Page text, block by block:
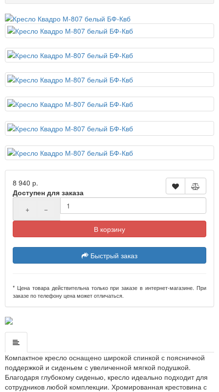
8 940 р.
Доступен для заказа
+
−
В корзину
Быстрый заказ
* Цена товара действительна только при заказе в интернет-магазине. При
заказе по телефону цена может отличаться.
Компактное кресло оснащено широкой спинкой с поясничной
поддержкой и сиденьем с увеличенной мягкой подушкой.
Благодаря глубокому сиденью, кресло идеально подходит для
сотрудников любой комплекции. Хромированная крестовина с